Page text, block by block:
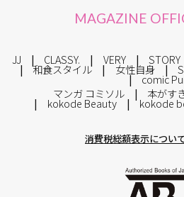
MAGAZINE
JJ CLASSY. VERY STORY
和食スタイル 女性自身
comic
マンガ コミソル
本がすき
kokode Beauty kokode
消費税総額表示につい